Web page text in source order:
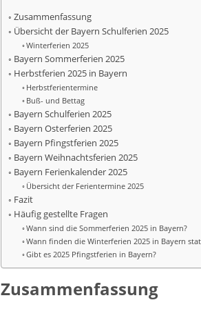
Zusammenfassung
Übersicht der Bayern Schulferien 2025
Winterferien 2025
Bayern Sommerferien 2025
Herbstferien 2025 in Bayern
Herbstferientermine
Buß- und Bettag
Bayern Schulferien 2025
Bayern Osterferien 2025
Bayern Pfingstferien 2025
Bayern Weihnachtsferien 2025
Bayern Ferienkalender 2025
Übersicht der Ferientermine 2025
Fazit
Häufig gestellte Fragen
Wann sind die Sommerferien 2025 in Bayern?
Wann finden die Winterferien 2025 in Bayern
Gibt es 2025 Pfingstferien in Bayern?
Zusammenfassung